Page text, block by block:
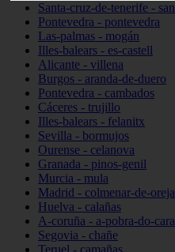
Santa-cruz-de-tenerife -
Pontevedra - pontevedra
Las-palmas - mogán
Illes-balears - es-castell
Alicante - villena
Burgos - aranda-de-duero
Pontevedra - cambados
Cáceres - trujillo
Illes-balears - felanitx
Sevilla - bormujos
Ourense - celanova
Granada - pinos-genil
Murcia - mula
Madrid - colmenar-de-oreja
Huelva - calañas
A-coruña - a-pobra-do-
Segovia - chañe
Teruel - camañas